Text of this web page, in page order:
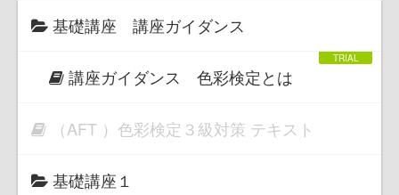
基礎講座 講座ガイダンス
講座ガイダンス 色彩検定とは
（AFT ）色彩検定３級対策 テキスト
基礎講座１